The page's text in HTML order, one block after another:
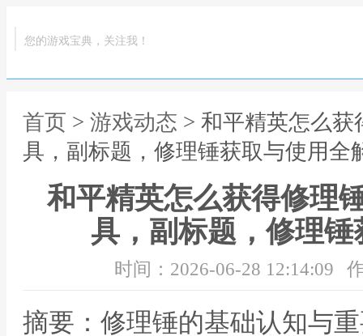
您的游戏宝典，关注我！
首页 > 游戏动态 > 和平精英怎么
具，副标题，修理锤获取与使用全
和平精英怎么获得修理
具，副标题，修理
时间：2026-06-28 12:14:09
摘要：修理锤的基础认知与